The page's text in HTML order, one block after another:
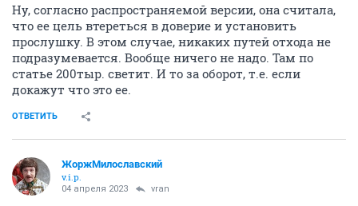
Ну, согласно распространяемой версии, она считала,
что ее цель втереться в доверие и установить
прослушку. В этом случае, никаких путей отхода не
подразумевается. Вообще ничего не надо. Там по
статье 200тыр. светит. И то за оборот, т.е. если
докажут что это ее.
ОТВЕТИТЬ
ЖоржМилославский
v.i.p.
04 апреля 2023 vran